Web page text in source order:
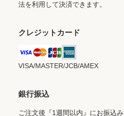
法を利用して決済できます。
クレジットカード
VISA/MASTER/JCB/AMEX
銀行振込
ご注文後『1週間以内』にお振込み